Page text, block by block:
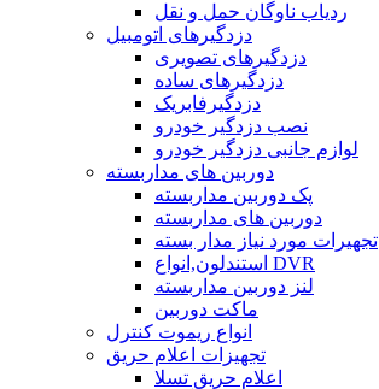
ردیاب ناوگان حمل و نقل
دزدگیرهای اتومبیل
دزدگیرهای تصویری
دزدگیرهای ساده
دزدگیرفابریک
نصب دزدگیر خودرو
لوازم جانبی دزدگیر خودرو
دوربین های مداربسته
پک دوربین مداربسته
دوربین های مداربسته
تجهیرات مورد نیاز مدار بسته
استندلون,انواع DVR
لنز دوربین مداربسته
ماکت دوربین
انواع ریموت کنترل
تجهیزات اعلام حریق
اعلام حریق تسلا